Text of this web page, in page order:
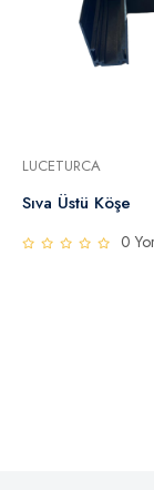
LUCETURCA
Sıva Üstü Köşe
0